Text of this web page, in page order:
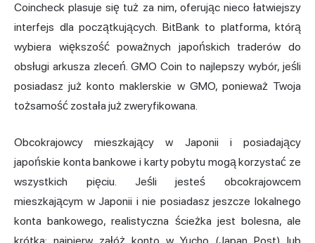
Coincheck plasuje się tuż za nim, oferując nieco łatwiejszy
interfejs dla początkujących. BitBank to platforma, którą
wybiera większość poważnych japońskich traderów do
obsługi arkusza zleceń. GMO Coin to najlepszy wybór, jeśli
posiadasz już konto maklerskie w GMO, ponieważ Twoja
tożsamość została już zweryfikowana.
Obcokrajowcy mieszkający w Japonii i posiadający
japońskie konta bankowe i karty pobytu mogą korzystać ze
wszystkich pięciu. Jeśli jesteś obcokrajowcem
mieszkającym w Japonii i nie posiadasz jeszcze lokalnego
konta bankowego, realistyczna ścieżka jest bolesna, ale